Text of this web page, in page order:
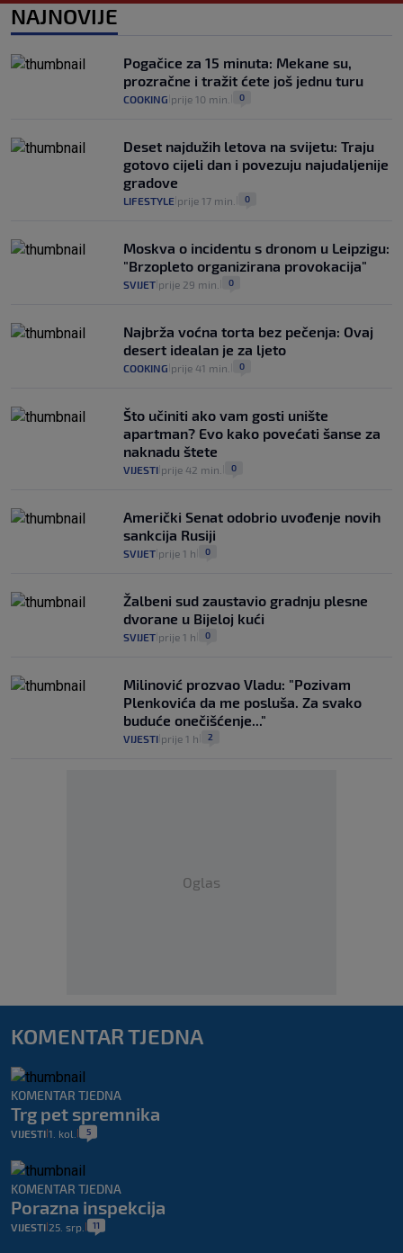
14
zdravstvenu iskaznicu". Kakva su prava
pacijenata izvan mjesta prebivališta?
VIJESTI
NAJNOVIJE
Pogačice za 15 minuta: Mekane su,
prozračne i tražit ćete još jednu turu
COOKING prije 10 min. 0
Deset najdužih letova na svijetu: Traju
gotovo cijeli dan i povezuju najudaljenije
gradove
LIFESTYLE prije 17 min. 0
Moskva o incidentu s dronom u Leipzigu:
"Brzopleto organizirana provokacija"
SVIJET prije 29 min. 0
Najbrža voćna torta bez pečenja: Ovaj
desert idealan je za ljeto
COOKING prije 41 min. 0
Što učiniti ako vam gosti unište
apartman? Evo kako povećati šanse za
naknadu štete
VIJESTI prije 42 min. 0
Američki Senat odobrio uvođenje novih
sankcija Rusiji
SVIJET prije 1 h 0
Žalbeni sud zaustavio gradnju plesne
dvorane u Bijeloj kući
SVIJET prije 1 h 0
Milinović prozvao Vladu: "Pozivam
Plenkovića da me posluša. Za svako
buduće onečišćenje..."
VIJESTI prije 1 h 2
Oglas
KOMENTAR TJEDNA
KOMENTAR TJEDNA
Trg pet spremnika
VIJESTI 1. kol. 5
KOMENTAR TJEDNA
Porazna inspekcija
VIJESTI 25. srp. 11